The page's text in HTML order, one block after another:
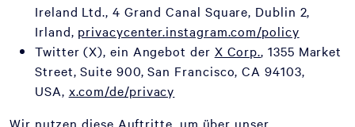
Ireland Ltd., 4 Grand Canal Square, Dublin 2,
Irland, privacycenter.instagram.com/policy
Twitter (X), ein Angebot der X Corp., 1355 Market
Street, Suite 900, San Francisco, CA 94103,
USA, x.com/de/privacy
Wir nutzen diese Auftritte, um über unser